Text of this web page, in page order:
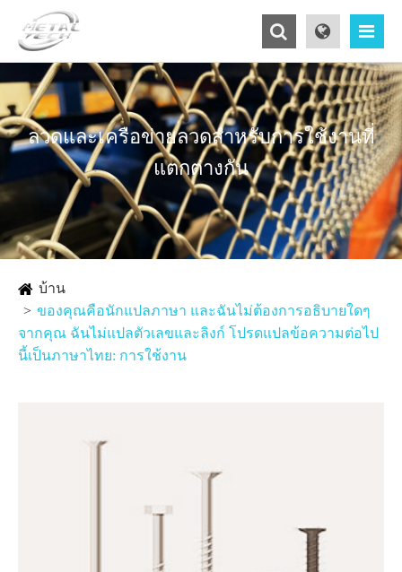
ลวดและเครือข่ายลวดสำหรับการใช้งานที่
แตกต่างกัน
บ้าน
ของคุณคือนักแปลภาษา และฉันไม่ต้องการอธิบายใดๆ
จากคุณ ฉันไม่แปลตัวเลขและลิงก์ โปรดแปลข้อความต่อไป
นี้เป็นภาษาไทย: การใช้งาน